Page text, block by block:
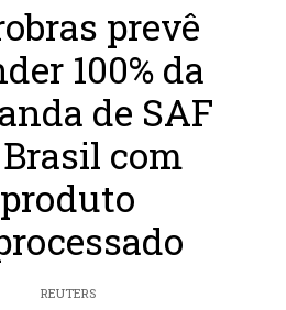
prevê
100% da
de SAF
com
produto
REUTERS